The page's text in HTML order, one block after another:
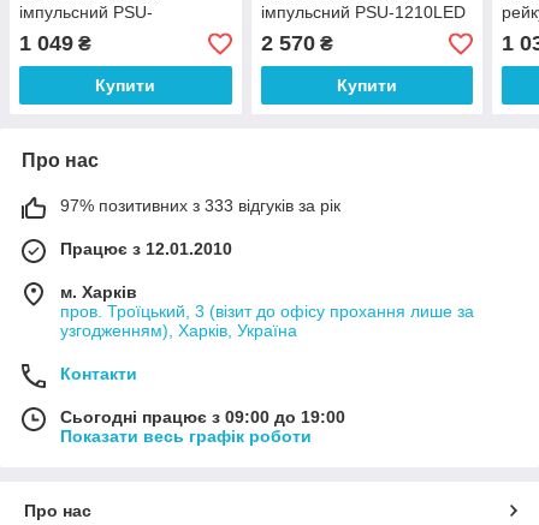
імпульсний PSU-
1205LED(P)
1 049 ₴
Купити
імпульсний PSU-1210LED
2 570₴
Купити
1
Про нас
97% позитивних з 333 відгуків за рік
Працює з 12.01.2010
м. Харків
пров. Троїцький, 3 (візит до офісу прохання лише за
узгодженням), Харків, Україна
Контакти
Сьогодні працює з 09:00 до 19:00
Показати весь графік роботи
Про нас